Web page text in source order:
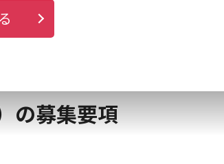
の募集要項